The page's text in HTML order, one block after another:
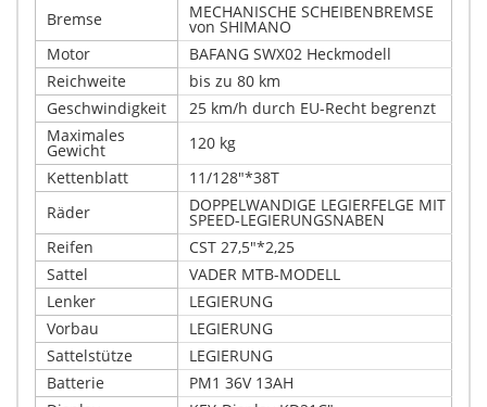
Bremse
MECHANISCHE SCHEIBENBREMSE
von SHIMANO
Motor
BAFANG SWX02 Heckmodell
Reichweite
bis zu 80 km
Geschwindigkeit
25 km/h durch EU-Recht begrenzt
Maximales
Gewicht
120 kg
Kettenblatt
11/128"*38T
Räder
DOPPELWANDIGE LEGIERFELGE MIT
SPEED-LEGIERUNGSNABEN
Reifen
CST 27,5"*2,25
Sattel
VADER MTB-MODELL
Lenker
LEGIERUNG
Vorbau
LEGIERUNG
Sattelstütze
LEGIERUNG
Batterie
PM1 36V 13AH